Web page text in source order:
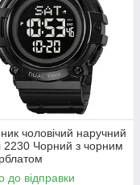
чоловічий наручний
2230 Чорний з чорним
до відправки